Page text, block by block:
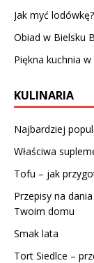
Jak myć lodówkę?
Obiad w Bielsku
Piękna kuchnia
KULINARIA
Najbardziej
Właściwa
Tofu – jak
Przepisy na
Twoim domu
Smak lata
Tort Siedlce –